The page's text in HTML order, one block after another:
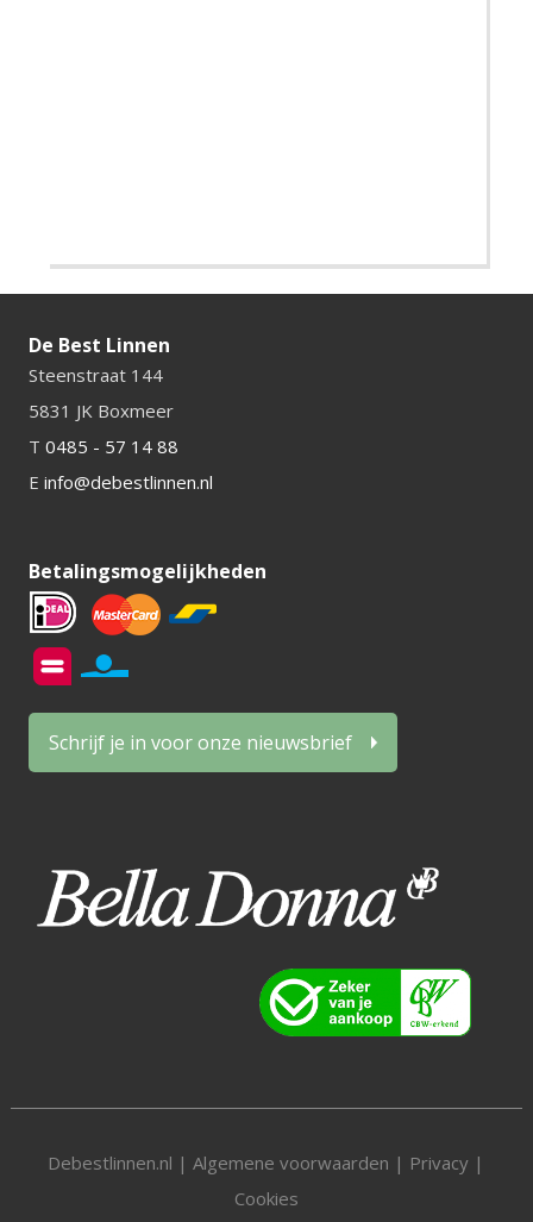
De Best Linnen
Steenstraat 144
5831 JK Boxmeer
T 0485 - 57 14 88
E info@debestlinnen.nl
Betalingsmogelijkheden
Schrijf je in voor onze nieuwsbrief
Debestlinnen.nl |Algemene voorwaarden | Privacy |
Cookies